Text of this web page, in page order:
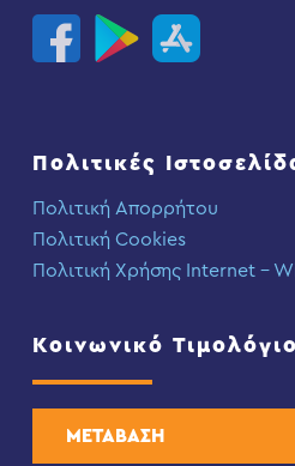
Πολιτικές
Πολιτική Απορρήτου
Πολιτική Cookies
Πολιτική Χρήσης Internet –
Κοινωνικό Τιμολόγιο
ΜΕΤΑΒΑΣΗ